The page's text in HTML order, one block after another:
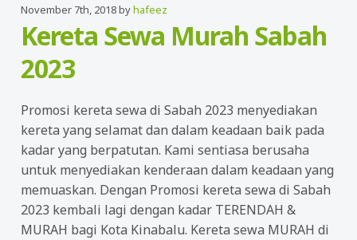
November 7th, 2018 byhafeez
Kereta Sewa Murah Sabah
2023
Promosi kereta sewa di Sabah 2023 menyediakan
kereta yang selamat dan dalam keadaan baik pada
kadar yang berpatutan. Kami sentiasa berusaha
untuk menyediakan kenderaan dalam keadaan yang
memuaskan. Dengan Promosi kereta sewa di Sabah
2023 kembali lagi dengan kadar TERENDAH &
MURAH bagi Kota Kinabalu. Kereta sewa MURAH di